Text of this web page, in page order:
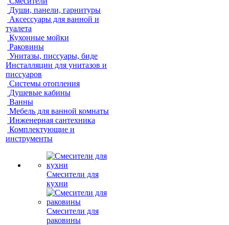
Души, панели, гарнитуры
Аксессуары для ванной и
туалета
Кухонные мойки
Раковины
Унитазы, писсуары, биде
Инсталляции для унитазов и
писсуаров
Системы отопления
Душевые кабины
Ванны
Мебель для ванной комнаты
Инженерная сантехника
Комплектующие и
инструменты
Смесители для
кухни
Смесители для
раковины